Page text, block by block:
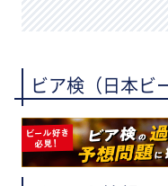
ビア検（日本ビ